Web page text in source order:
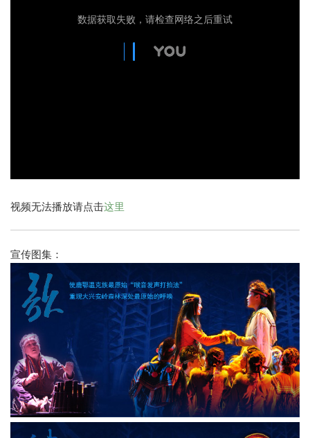
视频无法播放请点击这里
宣传图集：